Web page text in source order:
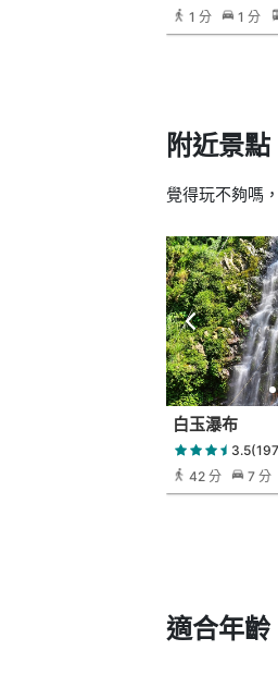
1 分
1 分
附近景點
覺得玩不夠嗎
白玉瀑布
42 分
7 分
適合年齡